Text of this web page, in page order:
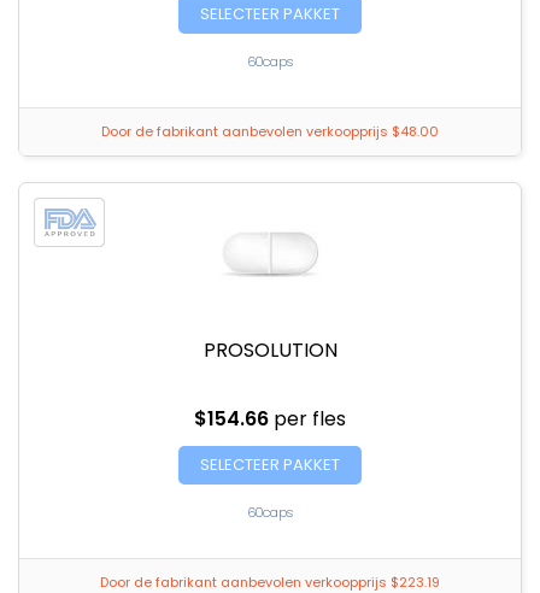
SELECTEER PAKKET
60caps
Door de fabrikant aanbevolen verkoopprijs $48.00
PROSOLUTION
$154.66 per fles
SELECTEER PAKKET
60caps
Door de fabrikant aanbevolen verkoopprijs $223.19